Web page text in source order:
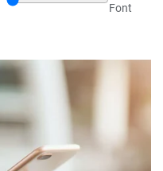
Font